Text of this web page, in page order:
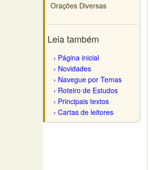
Orações Diversas
Leia também
Página inicial
Novidades
Navegue por Temas
Roteiro de Estudos
Principais textos
Cartas de leitores